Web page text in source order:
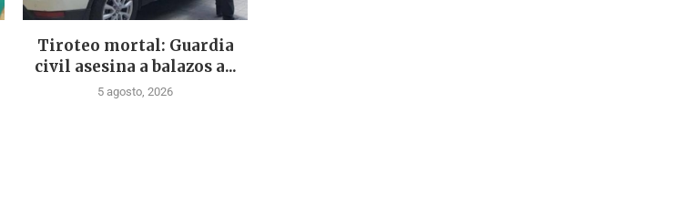
Tiroteo mortal: Guardia
civil asesina a balazos a...
5 agosto, 2026